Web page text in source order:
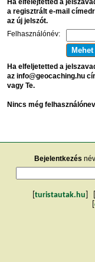
a regisztrált e-mail
az új jelszót.
Felhasználónév:
Ha elfeljetetted a
az info@geocaching.hu
vagy Te.
Nincs még
Bejelentkezés
turistautak.hu